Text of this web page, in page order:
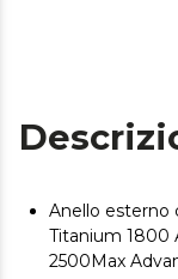
Anello esterno
Titanium 1800
2500Max